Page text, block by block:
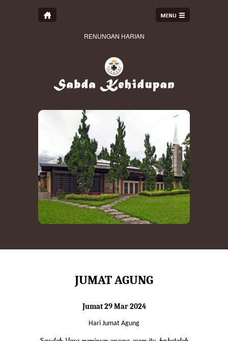
RENUNGAN HARIAN
JUMAT AGUNG
Jumat 29 Mar 2024
Hari Jumat Agung